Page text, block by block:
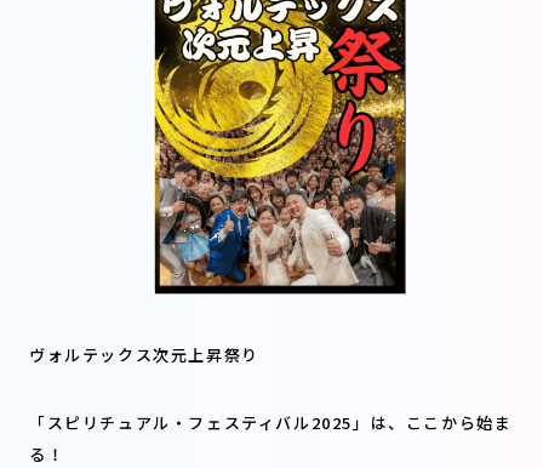
ヴォルテックス次元上昇祭り
「スピリチュアル・フェスティバル2025」は、ここから始ま
る！